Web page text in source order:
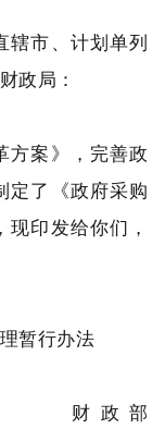
辖市、计划单列
政局：
方案》，完善政
定了《政府采购
印发给你们，
暂行办法
财 政 部